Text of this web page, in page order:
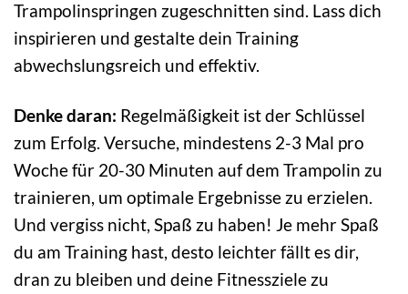
Trampolinspringen zugeschnitten sind. Lass dich
inspirieren und gestalte dein Training
abwechslungsreich und effektiv.
Denke daran: Regelmäßigkeit ist der Schlüssel
zum Erfolg. Versuche, mindestens 2-3 Mal pro
Woche für 20-30 Minuten auf dem Trampolin zu
trainieren, um optimale Ergebnisse zu erzielen.
Und vergiss nicht, Spaß zu haben! Je mehr Spaß
du am Training hast, desto leichter fällt es dir,
dran zu bleiben und deine Fitnessziele zu